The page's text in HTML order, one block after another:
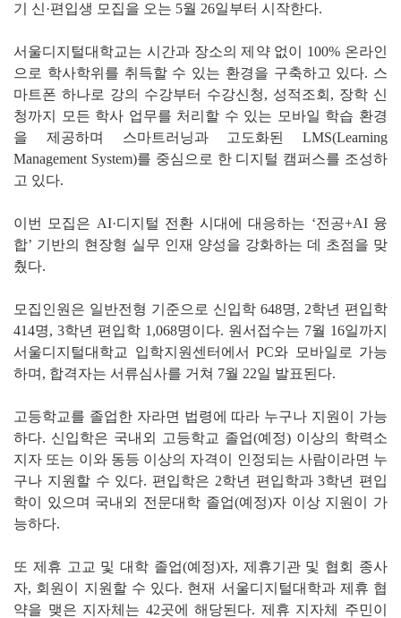
기 신·편입생 모집을 오는 5월 26일부터 시작한다.
서울디지털대학교는 시간과 장소의 제약 없이 100% 온라인
으로 학사학위를 취득할 수 있는 환경을 구축하고 있다. 스
마트폰 하나로 강의 수강부터 수강신청, 성적조회, 장학 신
청까지 모든 학사 업무를 처리할 수 있는 모바일 학습 환경
을 제공하며 스마트러닝과 고도화된 LMS(Learning
Management System)를 중심으로 한 디지털 캠퍼스를 조성하
고 있다.
이번 모집은 AI·디지털 전환 시대에 대응하는 ‘전공+AI 융
합’ 기반의 현장형 실무 인재 양성을 강화하는 데 초점을 맞
췄다.
모집인원은 일반전형 기준으로 신입학 648명, 2학년 편입학
414명, 3학년 편입학 1,068명이다. 원서접수는 7월 16일까지
서울디지털대학교 입학지원센터에서 PC와 모바일로 가능
하며, 합격자는 서류심사를 거쳐 7월 22일 발표된다.
고등학교를 졸업한 자라면 법령에 따라 누구나 지원이 가능
하다. 신입학은 국내외 고등학교 졸업(예정) 이상의 학력소
지자 또는 이와 동등 이상의 자격이 인정되는 사람이라면 누
구나 지원할 수 있다. 편입학은 2학년 편입학과 3학년 편입
학이 있으며 국내외 전문대학 졸업(예정)자 이상 지원이 가
능하다.
또 제휴 고교 및 대학 졸업(예정)자, 제휴기관 및 협회 종사
자, 회원이 지원할 수 있다. 현재 서울디지털대학과 제휴 협
약을 맺은 지자체는 42곳에 해당된다. 제휴 지자체 주민이